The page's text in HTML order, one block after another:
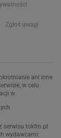
Zgłoś uwagi
ani inne
w celu
w
serwisu tokfm.pl
wydawcami: